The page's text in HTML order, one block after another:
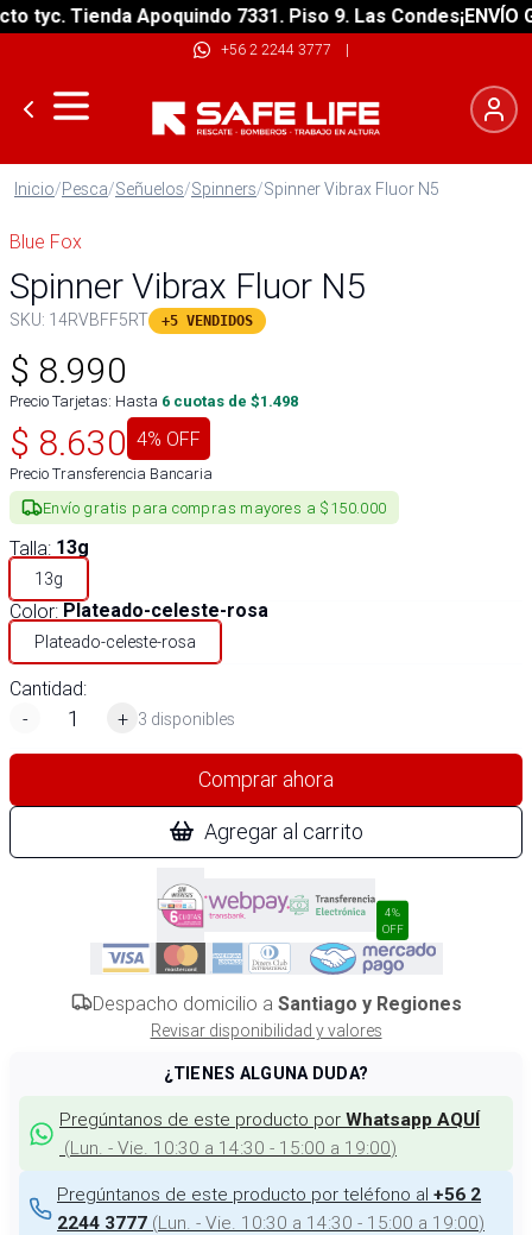
Tienda Apoquindo 7331. Piso 9. Las Condes¡ENVÍO
+56 2 2244 3777 |
Inicio/Pesca/Señuelos/Spinners/Spinner Vibrax Fluor N5
Blue Fox
Spinner Vibrax Fluor N5
SKU: 14RVBFF5RT +5 VENDIDOS
$ 8.990
Precio Tarjetas: Hasta 6 cuotas de $1.498
$ 8.630 4% OFF
Precio Transferencia Bancaria
Envío gratis para compras mayores a $150.000
Talla: 13g
13g
Color: Plateado-celeste-rosa
Plateado-celeste-rosa
Cantidad:
-
+ 3 disponibles
Comprar ahora
Agregar al carrito
4%
OFF
Despacho domicilio a Santiago y Regiones
Revisar disponibilidad y valores
¿TIENES ALGUNA DUDA?
Pregúntanos de este producto por Whatsapp AQUÍ
(Lun. - Vie. 10:30 a 14:30 - 15:00 a 19:00)
Pregúntanos de este producto por teléfono al +56 2
2244 3777 (Lun. - Vie. 10:30 a 14:30 - 15:00 a 19:00)